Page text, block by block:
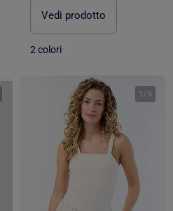
Vedi prodotto
2 colori
1 / 5